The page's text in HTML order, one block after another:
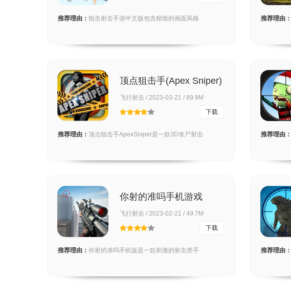
推荐理由： 狙击射击手游中文版包含精致的画面风格 推荐理由：
顶点狙击手(Apex Sniper)
飞行射击 / 2023-03-21 / 89.9M
下载
推荐理由： 顶点狙击手ApexSniper是一款3D丧尸射击 推荐理由：
你射的准吗手机游戏
飞行射击 / 2023-02-21 / 49.7M
下载
推荐理由： 你射的准吗手机版是一款刺激的射击类手 推荐理由：